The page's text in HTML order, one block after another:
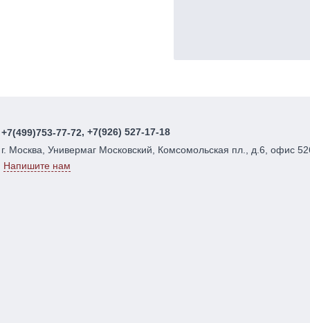
+7(499)753-77-72, +7(926) 527-17-18
г. Москва, Универмаг Московский, Комсомольская пл., д.6, офис
Напишите нам